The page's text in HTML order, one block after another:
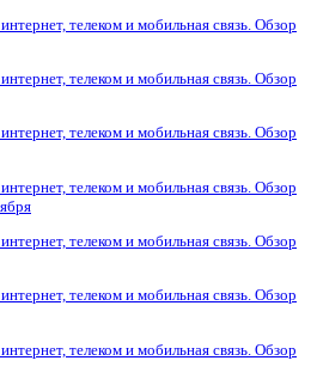
телеком и мобильная связь. Обзор
телеком и мобильная связь. Обзор
телеком и мобильная связь. Обзор
телеком и мобильная связь. Обзор
телеком и мобильная связь. Обзор
телеком и мобильная связь. Обзор
телеком и мобильная связь. Обзор